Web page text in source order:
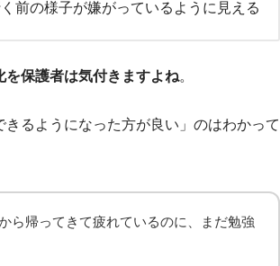
前の様子が嫌がっているように見える
を保護者は気付きますよね。
きるようになった方が良い」のはわかって
ら帰ってきて疲れているのに、まだ勉強